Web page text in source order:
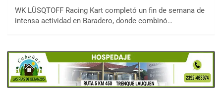
WK LÜSQTOFF Racing Kart completó un fin de semana de
intensa actividad en Baradero, donde combinó…